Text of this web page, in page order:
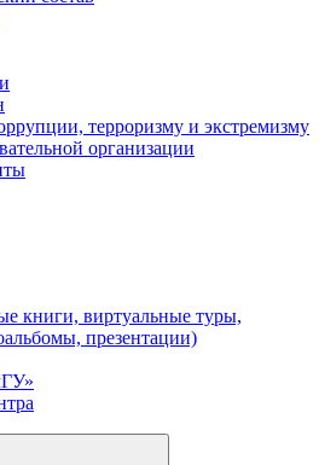
терроризму и экстремизму
организации
книги, виртуальные туры,
презентации)